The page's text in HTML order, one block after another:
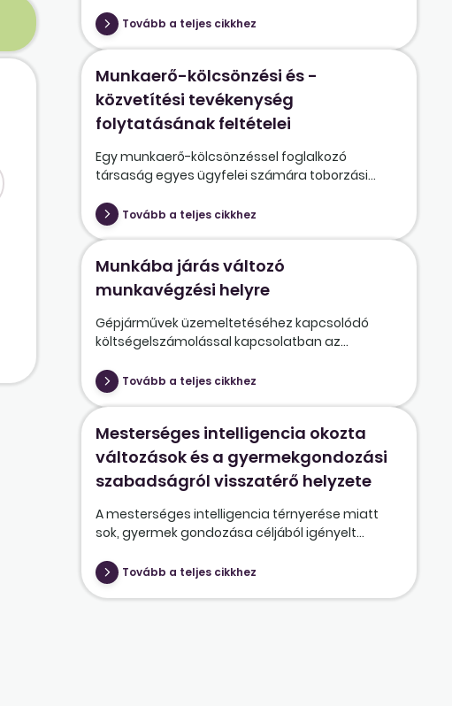
Tovább a teljes cikkhez
Munkaerő-kölcsönzési és -
közvetítési tevékenység
folytatásának feltételei
Egy munkaerő-kölcsönzéssel foglalkozó
társaság egyes ügyfelei számára toborzási...
Tovább a teljes cikkhez
Munkába járás változó
munkavégzési helyre
Gépjárművek üzemeltetéséhez kapcsolódó
költségelszámolással kapcsolatban az...
Tovább a teljes cikkhez
Mesterséges intelligencia okozta
változások és a gyermekgondozási
szabadságról visszatérő helyzete
A mesterséges intelligencia térnyerése miatt
sok, gyermek gondozása céljából igényelt...
Tovább a teljes cikkhez